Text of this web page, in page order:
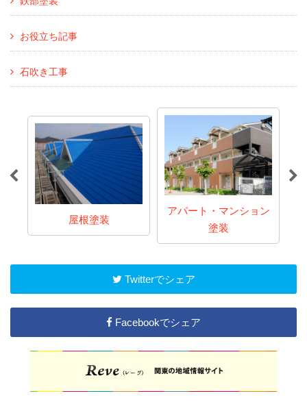
お役立ち記事
石吹き工事
屋根塗装
アパート・マンション
塗装
Twitterでシェア
Facebookでシェア